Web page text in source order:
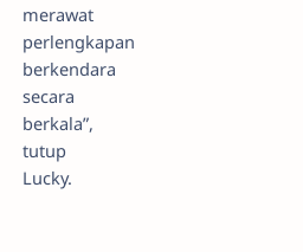
merawat
perlengkapan
berkendara
secara
berkala”,
tutup
Lucky.